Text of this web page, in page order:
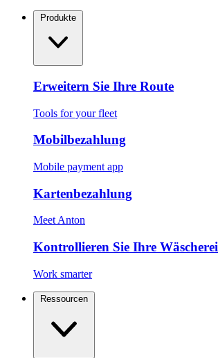
Erweitern Sie Ihre Route
Tools for your fleet
Mobilbezahlung
Mobile payment app
Kartenbezahlung
Meet Anton
Kontrollieren Sie Ihre Wäscherei
Work smarter